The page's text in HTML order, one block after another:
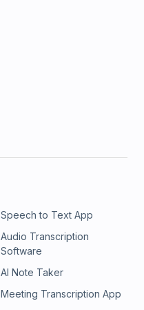
Speech to Text App
Audio Transcription
Software
AI Note Taker
Meeting Transcription App